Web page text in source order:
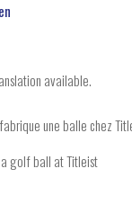
available.
une balle chez
golf ball at Titleist